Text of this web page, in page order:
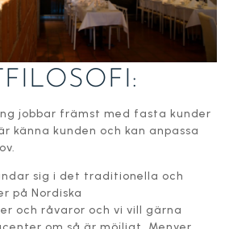
jobbar främst med fasta kunder
känna kunden och kan anpassa
sig i det traditionella och
på Nordiska
och råvaror och vi vill gärna